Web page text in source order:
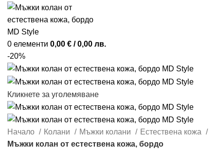
0 елементи 0,00 € / 0,00 лв.
-20%
Кликнете за уголемяване
Начало Колани Мъжки колани
Естествена кожа
Мъжки колан от естествена кожа, бордо